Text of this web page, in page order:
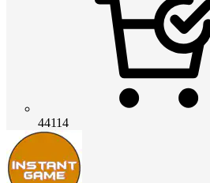
44114